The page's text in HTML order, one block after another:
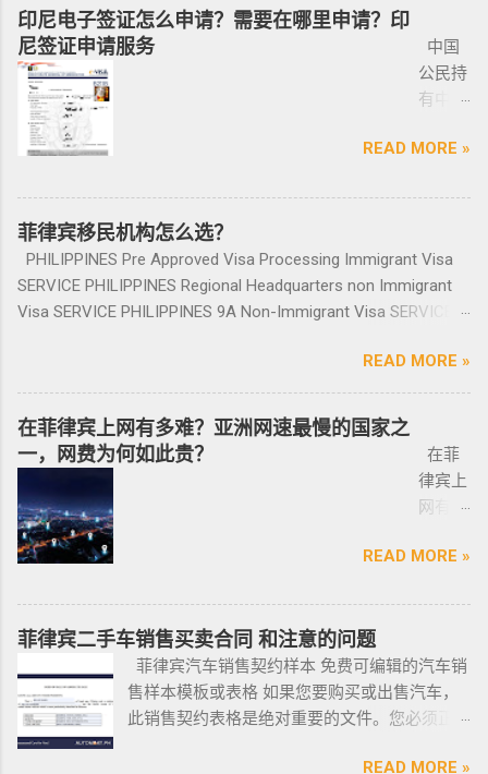
手枪。 目前共有五种持有枪支的许可证： 类别
1 －最多拥有2支枪 类别 2 -最多拥有5支枪 类别
3 -最多拥有10支枪 类别 4 -最多拥有15支枪 类
境 如果您已经被遣返回去了，并且还想再来菲
律宾的话，那么您可以联系我们帮您洗黑直接
清底，整个周期15个工作日，洗好了以后再入
境不会有任何被拦，包入境的。 如果您需要了
题也可以询问。 遣返回国的流程是什么？ 1. 先
提交到移民局，等待a...
你取回来再交易，因为现在两年以上的车牌基
本都下来了，如果你不知道去哪里换贴牌也是
比较麻烦的，何况大部分人英语都不太好，贴
牌的车牌号和临时车牌的车牌号不是同一个号
讳的号码； 5、车钥匙一般是2-三把，2把自动1
合同、一份保险、 一份OR/CR文件，这些一定
要放在家里保存好，OR/CR可以复印两张放到车
里备用 ； 想了解更多最新信息欢迎联系和咨询
我们，微信：BGC998 电报@BGC998 Whats
优先使用TG免验证，咨询请主动告知咨询项
目，菲律宾MAKATI 实体公司，客户 隐私保护
安全 可靠，可以安排工作人员上门取...
分为两种：现金存款类和房产投资类。 现金
存款类： （1）申请人的年龄需在50岁以上：
一家三口存款2万美元，多一个人需另存款1.5万
美元/人； （2）存款冻结在银行，不能用于
赎回存款。 房产投资类： （1）存款可全
（2）房产不能出售，但可用于出租； （3）
申请人需要拿到菲律宾的房产证，才能在PRA申
请置换之前办理SRRV身份时存入的存款。 申
请流程： 1、申请人提供基础的申请材料做初
审，后转款两万美金到相关部门； 2、审核该
存款的安全性，申请人需要入境菲律宾完成后
就能做
完报
道。做
报道后
上。
咨询微
信
8 小
飞机
998 菲
律宾马
尼拉
——移
民局
民，他
们只能
在 3 月
十年的年均 7,900 套。 ●菲律宾998不动产机构
998 Real Estate 专注于为华人在菲律宾马尼拉
地区提供一站式的期房投资、炒楼花、现房买
卖、房屋租赁、越来越多的华人对菲律宾旅游
投资,菲律宾移民感兴趣,居外网菲律宾房地产网,
为您精彩呈现菲律宾房子,来居外投资菲律宾房
大的外国人不动产服务机构之一，主要服务在
菲外国人以及在菲工作生活的业主和租客，提
供一站式中文/英文资讯服务。供菲律宾的新
房、二手房、特价房、二手楼花、开发商、投
资指南等房产信息,为房产投资者菲律宾买房提
态。 ●菲律宾998不动产机构 998 Real Estate
长期紧密协作知名的菲律宾各大地产开发商以
及合规中介资源公司为主要合作伙伴，集合更
多资源，能针对外国投资者提供从不动产精
产养护 等全方位管理服务； 菲律宾998不动产
断提升客户体验，推动菲律宾行业的进步，让
房产交易变得更加轻松和愉悦！ ●我们珍惜每一
位客户的托付，客户的信赖是我们最大的动
力。 任何关于菲律宾房产买卖 交易 相关的问题
欢迎咨询 我们 Telegram 电报 @VBW777 但随
复，预计今年供应将再次强劲增长。事实上，
印尼电子签证怎么申请？需要在哪里申请？印
尼签证申请服务
中国
公民持
有中国
要菲律
前往印
印尼签
证？
泰国出
印尼办
亚出发
前往印
尼办理
印尼办
理印尼
签证？
READ MORE »
菲律宾移民机构怎么选？
PHILIPPINES Pre Approved Visa Processing Immigrant Visa
SERVICE PHILIPPINES Regional Headquarters non Immigrant
Visa SERVICE PHILIPPINES 9A Non-Immigrant Visa SERVICE
Pre-Arranged Employment Visa SERVICE PHILIPPINES Special
Investor’s Resident Visa SERVICE PHILIPPINES Special
Resident Retiree’s Visa SERVICE It’s Business Permit Renewal
Time for 2022 PHILIPPINES PHILIPPINES Business Structures
and Entities SERVICE PHILIPPINES Office Setup Services
PHILIPPINES Human Resources Consulting SERVICE
PHILIPPINES Call Center and BPO Setup SERVICE PHILIPPINES
Recruitment & Executive Search Services PHILIPPINES Tax
SERVICE PHILIPPINES Labor Consulting SERVICE PHILIPPINES
Setting-Up a Representative Office SERVICE PHILIPPINES
Forming a Corporation service PHILIPPINES Visa and
Immigration Service PHILIPPINES Sole Proprietorship Busin...
READ MORE »
在菲律宾上网有多难？亚洲网速最慢的国家之
一，网费为何如此贵？
在菲
律宾上
网有多
为一名
律宾有
游学经
验的小
编，我
方面还
READ MORE »
菲律宾二手车销售买卖合同 和注意的问题
菲律宾汽车销售契约样本 免费可编辑的汽车销
售样本模板或表格 如果您要购买或出售汽车，
此销售契约表格是绝对重要的文件。您必须正
READ MORE »